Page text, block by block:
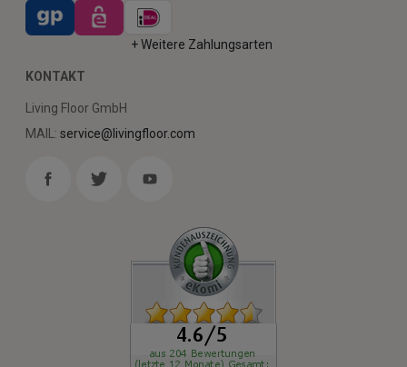
+ Weitere Zahlungsarten
KONTAKT
Living Floor GmbH
MAIL: service@livingfloor.com